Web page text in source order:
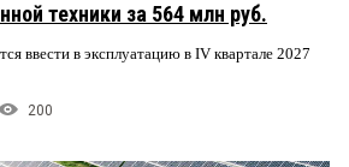
техники за 564 млн руб.
ввести в эксплуатацию в IV квартале 2027
200